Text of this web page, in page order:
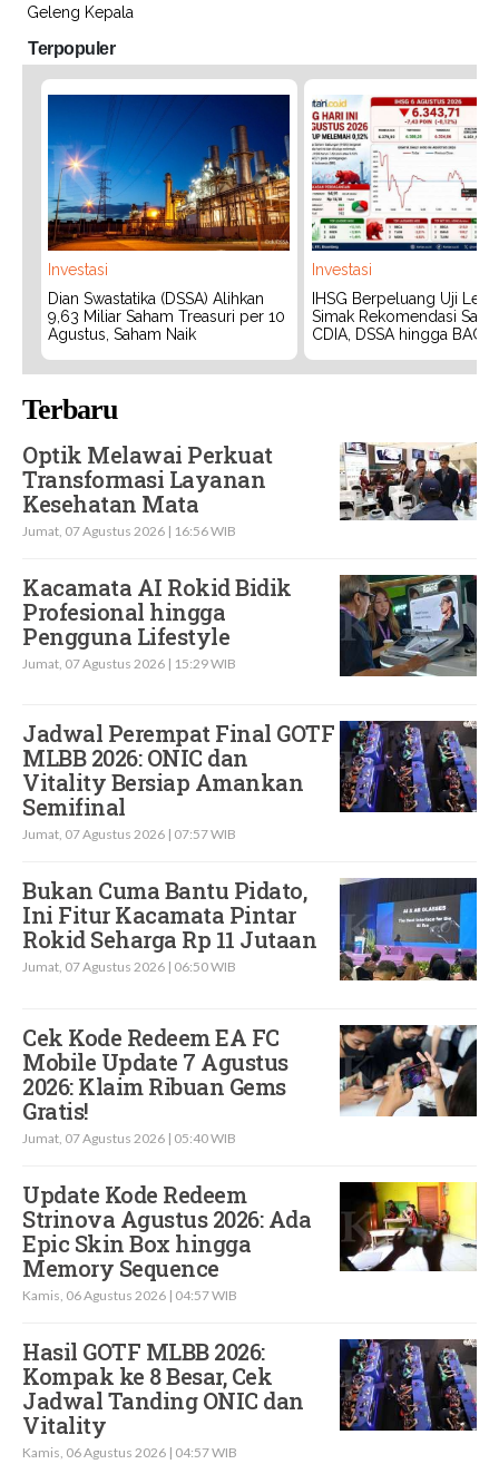
Geleng Kepala
Terpopuler
Investasi
Dian Swastatika (DSSA) Alihkan
9,63 Miliar Saham Treasuri per 10
Agustus, Saham Naik
Investasi
IHSG Berpeluang Uji
Simak Rekomendasi
CDIA, DSSA hingga BACH
Terbaru
Optik Melawai Perkuat
Transformasi Layanan
Kesehatan Mata
Jumat, 07 Agustus 2026 | 16:56 WIB
Kacamata AI Rokid Bidik
Profesional hingga
Pengguna Lifestyle
Jumat, 07 Agustus 2026 | 15:29 WIB
Jadwal Perempat Final GOTF
MLBB 2026: ONIC dan
Vitality Bersiap Amankan
Semifinal
Jumat, 07 Agustus 2026 | 07:57 WIB
Bukan Cuma Bantu Pidato,
Ini Fitur Kacamata Pintar
Rokid Seharga Rp 11 Jutaan
Jumat, 07 Agustus 2026 | 06:50 WIB
Cek Kode Redeem EA FC
Mobile Update 7 Agustus
2026: Klaim Ribuan Gems
Gratis!
Jumat, 07 Agustus 2026 | 05:40 WIB
Update Kode Redeem
Strinova Agustus 2026: Ada
Epic Skin Box hingga
Memory Sequence
Kamis, 06 Agustus 2026 | 04:57 WIB
Hasil GOTF MLBB 2026:
Kompak ke 8 Besar, Cek
Jadwal Tanding ONIC dan
Vitality
Kamis, 06 Agustus 2026 | 04:57 WIB